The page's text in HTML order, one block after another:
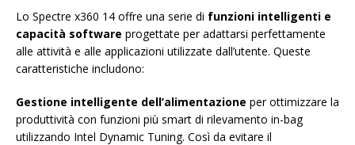
Lo Spectre x360 14 offre una serie di funzioni intelligenti e
capacità software progettate per adattarsi perfettamente
alle attività e alle applicazioni utilizzate dall’utente. Queste
caratteristiche includono:
Gestione intelligente dell’alimentazione per ottimizzare la
produttività con funzioni più smart di rilevamento in-bag
utilizzando Intel Dynamic Tuning. Così da evitare il